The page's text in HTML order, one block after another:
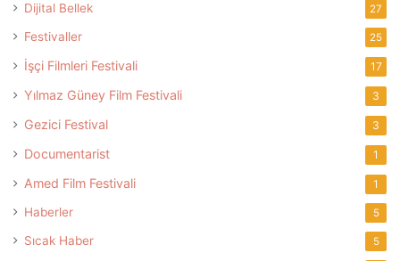
Dijital Bellek 27
Festivaller 25
İşçi Filmleri Festivali 17
Yılmaz Güney Film Festivali 3
Gezici Festival 3
Documentarist 1
Amed Film Festivali 1
Haberler 5
Sıcak Haber 5